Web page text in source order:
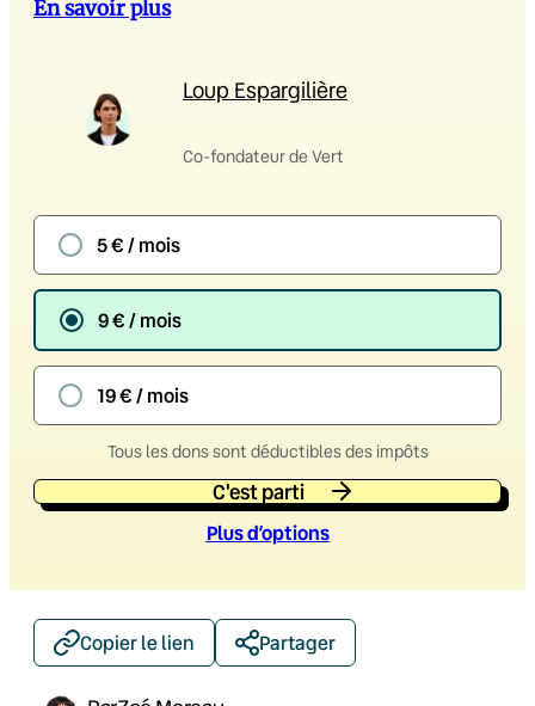
En savoir plus
Loup Espargilière
Co-fondateur de Vert
5 € / mois
9 € / mois
19 € / mois
Tous les dons sont déductibles des impôts
C'est parti
Plus d’options
Copier le lien Partager